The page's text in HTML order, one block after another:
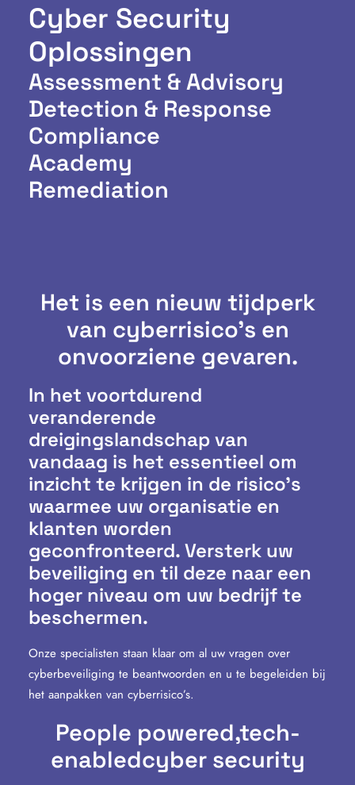
Cyber Security
Oplossingen
Assessment & Advisory
Detection & Response
Compliance
Academy
Remediation
Het is een nieuw tijdperk
van cyberrisico's en
onvoorziene gevaren.
In het voortdurend
veranderende
dreigingslandschap van
vandaag is het essentieel om
inzicht te krijgen in de risico’s
waarmee uw organisatie en
klanten worden
geconfronteerd. Versterk uw
beveiliging en til deze naar een
hoger niveau om uw bedrijf te
beschermen.
Onze specialisten staan klaar om al uw vragen over
cyberbeveiliging te beantwoorden en u te begeleiden bij
het aanpakken van cyberrisico’s.
People powered,tech-
enabledcyber security